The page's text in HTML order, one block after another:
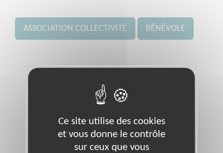
ASSOCIATION COLLECTIVITÉ BÉNÉVOLE
Ce site utilise des cookies
et vous donne le contrôle
sur ceux que vous